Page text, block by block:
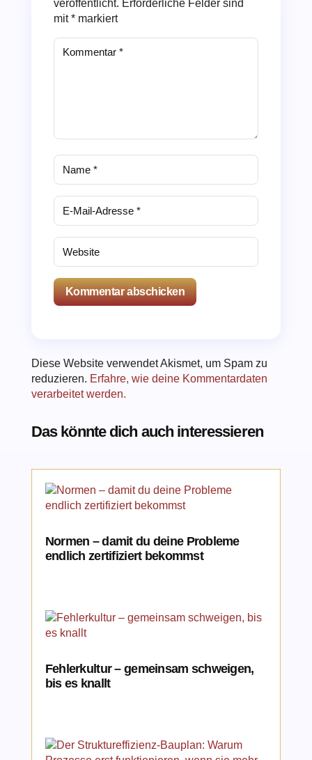
veröffentlicht. Erforderliche Felder sind
mit*markiert
Kommentar abschicken
Diese Website verwendet Akismet, um Spam zu
reduzieren. Erfahre, wie deine Kommentardaten
verarbeitet werden.
Das könnte dich auch interessieren
Normen – damit du deine Probleme
endlich zertifiziert bekommst
Fehlerkultur – gemeinsam schweigen,
bis es knallt